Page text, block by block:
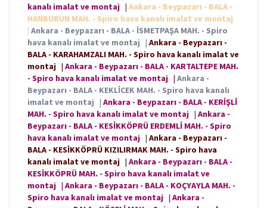
kanalı imalat ve montaj | Ankara - Beypazarı - BALA -
HANBURUN MAH. - Spiro hava kanalı imalat ve montaj
| Ankara - Beypazarı - BALA - İSMETPAŞA MAH. - Spiro
hava kanalı imalat ve montaj | Ankara - Beypazarı -
BALA - KARAHAMZALI MAH. - Spiro hava kanalı imalat ve
montaj | Ankara - Beypazarı - BALA - KARTALTEPE MAH.
- Spiro hava kanalı imalat ve montaj | Ankara -
Beypazarı - BALA - KEKLİCEK MAH. - Spiro hava kanalı
imalat ve montaj | Ankara - Beypazarı - BALA - KERİŞLİ
MAH. - Spiro hava kanalı imalat ve montaj | Ankara -
Beypazarı - BALA - KESİKKÖPRÜ ERDEMLİ MAH. - Spiro
hava kanalı imalat ve montaj | Ankara - Beypazarı -
BALA - KESİKKÖPRÜ KIZILIRMAK MAH. - Spiro hava
kanalı imalat ve montaj | Ankara - Beypazarı - BALA -
KESİKKÖPRÜ MAH. - Spiro hava kanalı imalat ve
montaj | Ankara - Beypazarı - BALA - KOÇYAYLA MAH. -
Spiro hava kanalı imalat ve montaj | Ankara -